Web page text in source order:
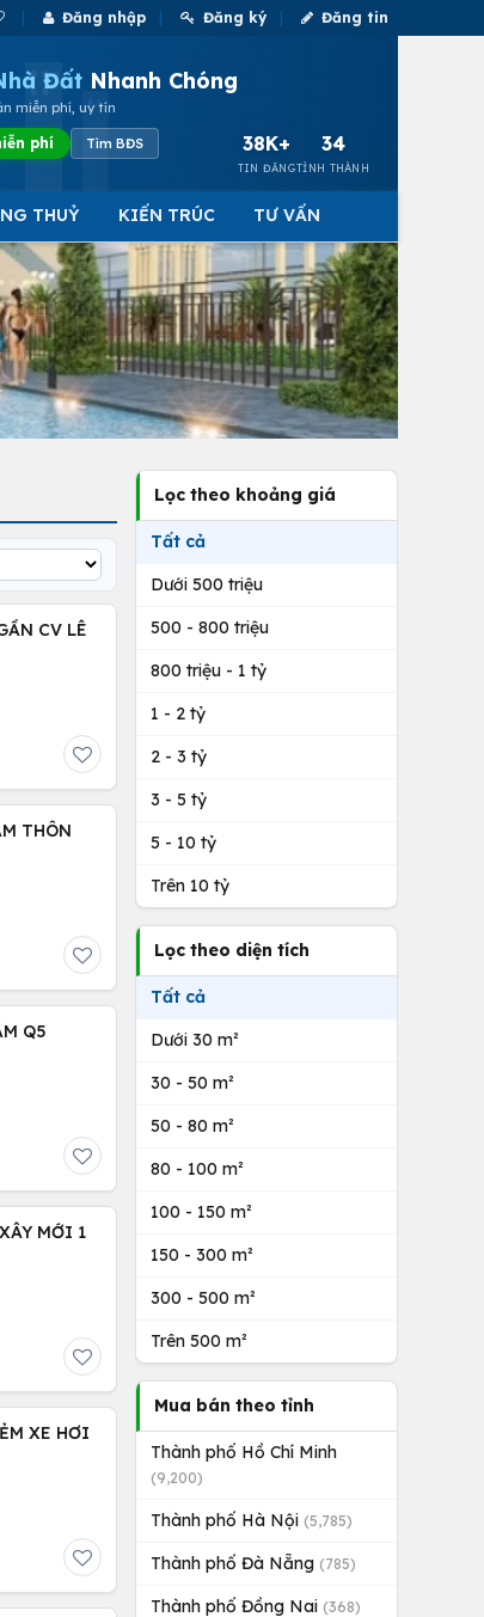
Đăng nhập Đăng ký Đăng tin
Đất Nhanh Chóng
miễn phí, uy tín
phí Tìm BĐS 38K+
TIN ĐĂNG
34
TỈNH THÀNH
THUỶ KIẾN TRÚC TƯ VẤN
CV LÊ
THÔN
Q5
MỚI 1
XE HƠI
Lọc theo khoảng giá
Tất cả
Dưới 500 triệu
500 - 800 triệu
800 triệu - 1 tỷ
1 - 2 tỷ
2 - 3 tỷ
3 - 5 tỷ
5 - 10 tỷ
Trên 10 tỷ
Lọc theo diện tích
Tất cả
Dưới 30 m²
30 - 50 m²
50 - 80 m²
80 - 100 m²
100 - 150 m²
150 - 300 m²
300 - 500 m²
Trên 500 m²
Mua bán theo tỉnh
Thành phố Hồ Chí Minh
(9,200)
Thành phố Hà Nội (5,785)
Thành phố Đà Nẵng (785)
Thành phố Đồng Nai (368)